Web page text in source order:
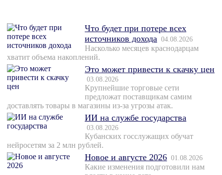
Что будет при потере всех
источников дохода 04.08.2026
Насколько месяцев краснодарцам
хватит объема накоплений.
Это может привести к скачку цен
03.08.2026
Крупнейшие торговые сети
предложат поставщикам самим
доставлять товары в магазины из-за угрозы атак.
ИИ на службе государства
03.08.2026
Кубанских госслужащих обучат
нейросетям за 2 млн рублей.
Новое и августе 2026 01.08.2026
Какие изменения подготовили нам